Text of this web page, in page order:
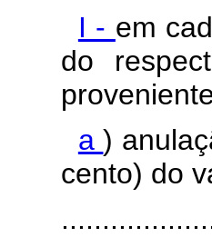
I - em
do
a)
cento) do